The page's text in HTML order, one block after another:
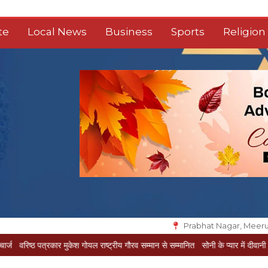
Local News Business Sports Religion
Prabhat Nagar,
मुकेश गोयल राष्ट्रीय गौरव सम्मान से सम्मानित सोनी के प्यार में दीवानी सीता पहुंची